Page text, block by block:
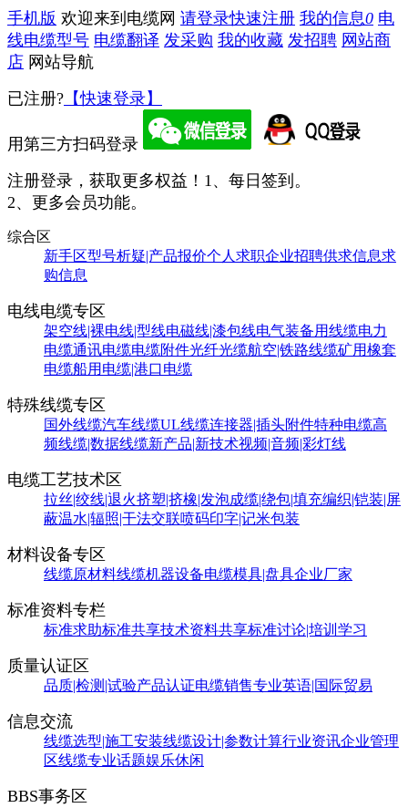
手机版 欢迎来到电缆网 请登录快速注册 我的信息0 电
线电缆型号 电缆翻译 发采购 我的收藏 发招聘 网站商
店 网站导航
已注册? 【快速登录】
用第三方扫码登录
注册登录，获取更多权益！ 1、每日签到。
2、更多会员功能。
综合区
新手区型号析疑|产品报价个人求职企业招聘供求信息求
购信息
电线电缆专区
架空线|裸电线|型线电磁线|漆包线电气装备用线缆电力
电缆通讯电缆电缆附件光纤光缆航空|铁路线缆矿用橡套
电缆船用电缆|港口电缆
特殊线缆专区
国外线缆汽车线缆UL线缆连接器|插头附件特种电缆高
频线缆|数据线缆新产品|新技术视频|音频|彩灯线
电缆工艺技术区
拉丝|绞线|退火挤塑|挤橡|发泡成缆|绕包|填充编织|铠装|屏
蔽温水|辐照|干法交联喷码印字|记米包装
材料设备专区
线缆原材料线缆机器设备电缆模具|盘具企业厂家
标准资料专栏
标准求助标准共享技术资料共享标准讨论|培训学习
质量认证区
品质|检测|试验产品认证电缆销售专业英语|国际贸易
信息交流
线缆选型|施工安装线缆设计|参数计算行业资讯企业管理
区线缆专业话题娱乐休闲
BBS事务区